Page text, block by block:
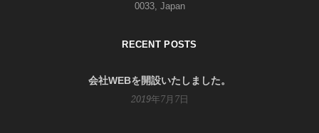
0033, Japan
RECENT POSTS
会社WEBを開設いたしました。
2019年7月7日